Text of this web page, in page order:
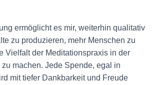
ermöglicht es mir, weiterhin qualitativ
zu produzieren, mehr Menschen zu
Vielfalt der Meditationspraxis in der
machen. Jede Spende, egal in
mit tiefer Dankbarkeit und Freude